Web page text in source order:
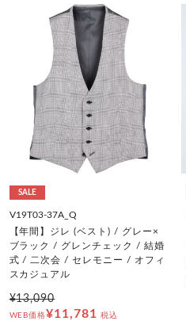
SALE
V19T03-37A_Q
【年間】ジレ (ベスト) / グレー×
ブラック / グレンチェック / 結婚
式 / 二次会 / セレモニー / オフィ
スカジュアル
¥13,090
WEB価格¥11,781 税込